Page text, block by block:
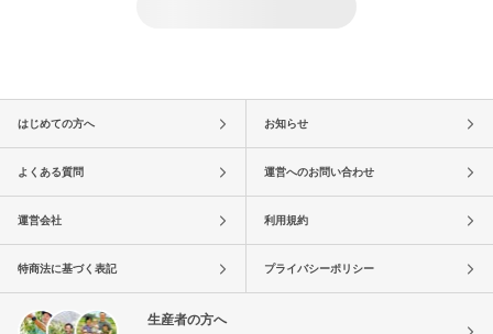
はじめての方へ お知らせ
よくある質問 運営へのお問い合わせ
運営会社 利用規約
特商法に基づく表記 プライバシーポリシー
生産者の方へ